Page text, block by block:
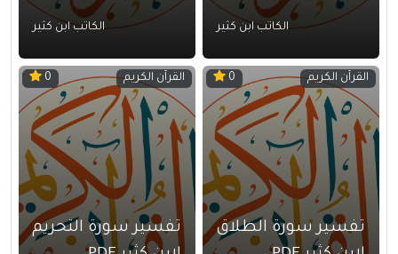
الكاتب ابن كثير الكاتب ابن كثير
القرآن الكريم 0
تفسير سورة الطلاق
القرآن الكريم 0
تفسير سورة التحريم